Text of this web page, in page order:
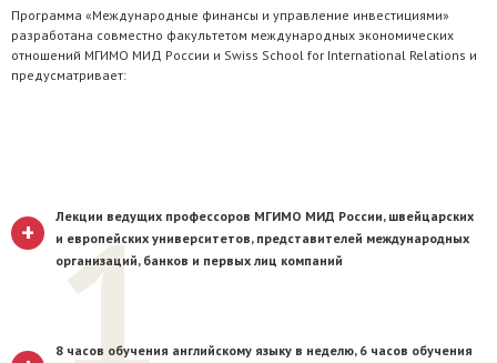
Программа «Международные финансы и управление инвестициями»
разработана совместно факультетом международных экономических
отношений МГИМО МИД России и Swiss School for International Relations и
предусматривает:
1
+
Лекции ведущих профессоров МГИМО МИД России, швейцарских
и европейских университетов, представителей международных
организаций, банков и первых лиц компаний
8 часов обучения английскому языку в неделю, 6 часов обучения